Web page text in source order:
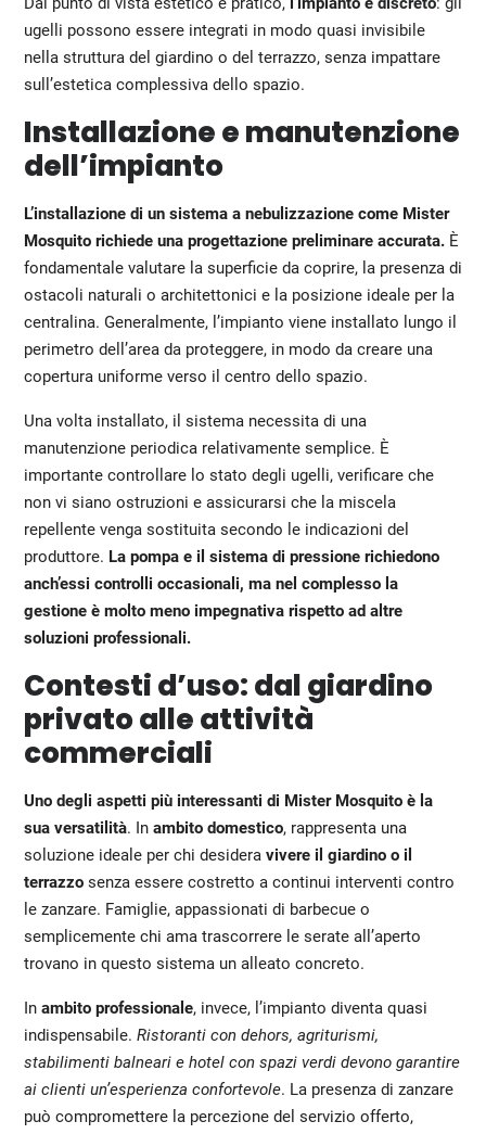
ugelli possono essere integrati in modo quasi invisibile
nella struttura del giardino o del terrazzo, senza impattare
sull’estetica complessiva dello spazio.
Installazione e manutenzione
dell’impianto
L’installazione di un sistema a nebulizzazione come Mister
Mosquito richiede una progettazione preliminare accurata. È
fondamentale valutare la superficie da coprire, la presenza di
ostacoli naturali o architettonici e la posizione ideale per la
centralina. Generalmente, l’impianto viene installato lungo il
perimetro dell’area da proteggere, in modo da creare una
copertura uniforme verso il centro dello spazio.
Una volta installato, il sistema necessita di una
manutenzione periodica relativamente semplice. È
importante controllare lo stato degli ugelli, verificare che
non vi siano ostruzioni e assicurarsi che la miscela
repellente venga sostituita secondo le indicazioni del
produttore. La pompa e il sistema di pressione richiedono
anch’essi controlli occasionali, ma nel complesso la
gestione è molto meno impegnativa rispetto ad altre
soluzioni professionali.
Contesti d’uso: dal giardino
privato alle attività
commerciali
Uno degli aspetti più interessanti di Mister Mosquito è la
sua versatilità. In ambito domestico, rappresenta una
soluzione ideale per chi desidera vivere il giardino o il
terrazzosenza essere costretto a continui interventi contro
le zanzare. Famiglie, appassionati di barbecue o
semplicemente chi ama trascorrere le serate all’aperto
trovano in questo sistema un alleato concreto.
In ambito professionale, invece, l’impianto diventa quasi
indispensabile. Ristoranti con dehors, agriturismi,
stabilimenti balneari e hotel con spazi verdi devono garantire
ai clienti un’esperienza confortevole. La presenza di zanzare
può compromettere la percezione del servizio offerto,